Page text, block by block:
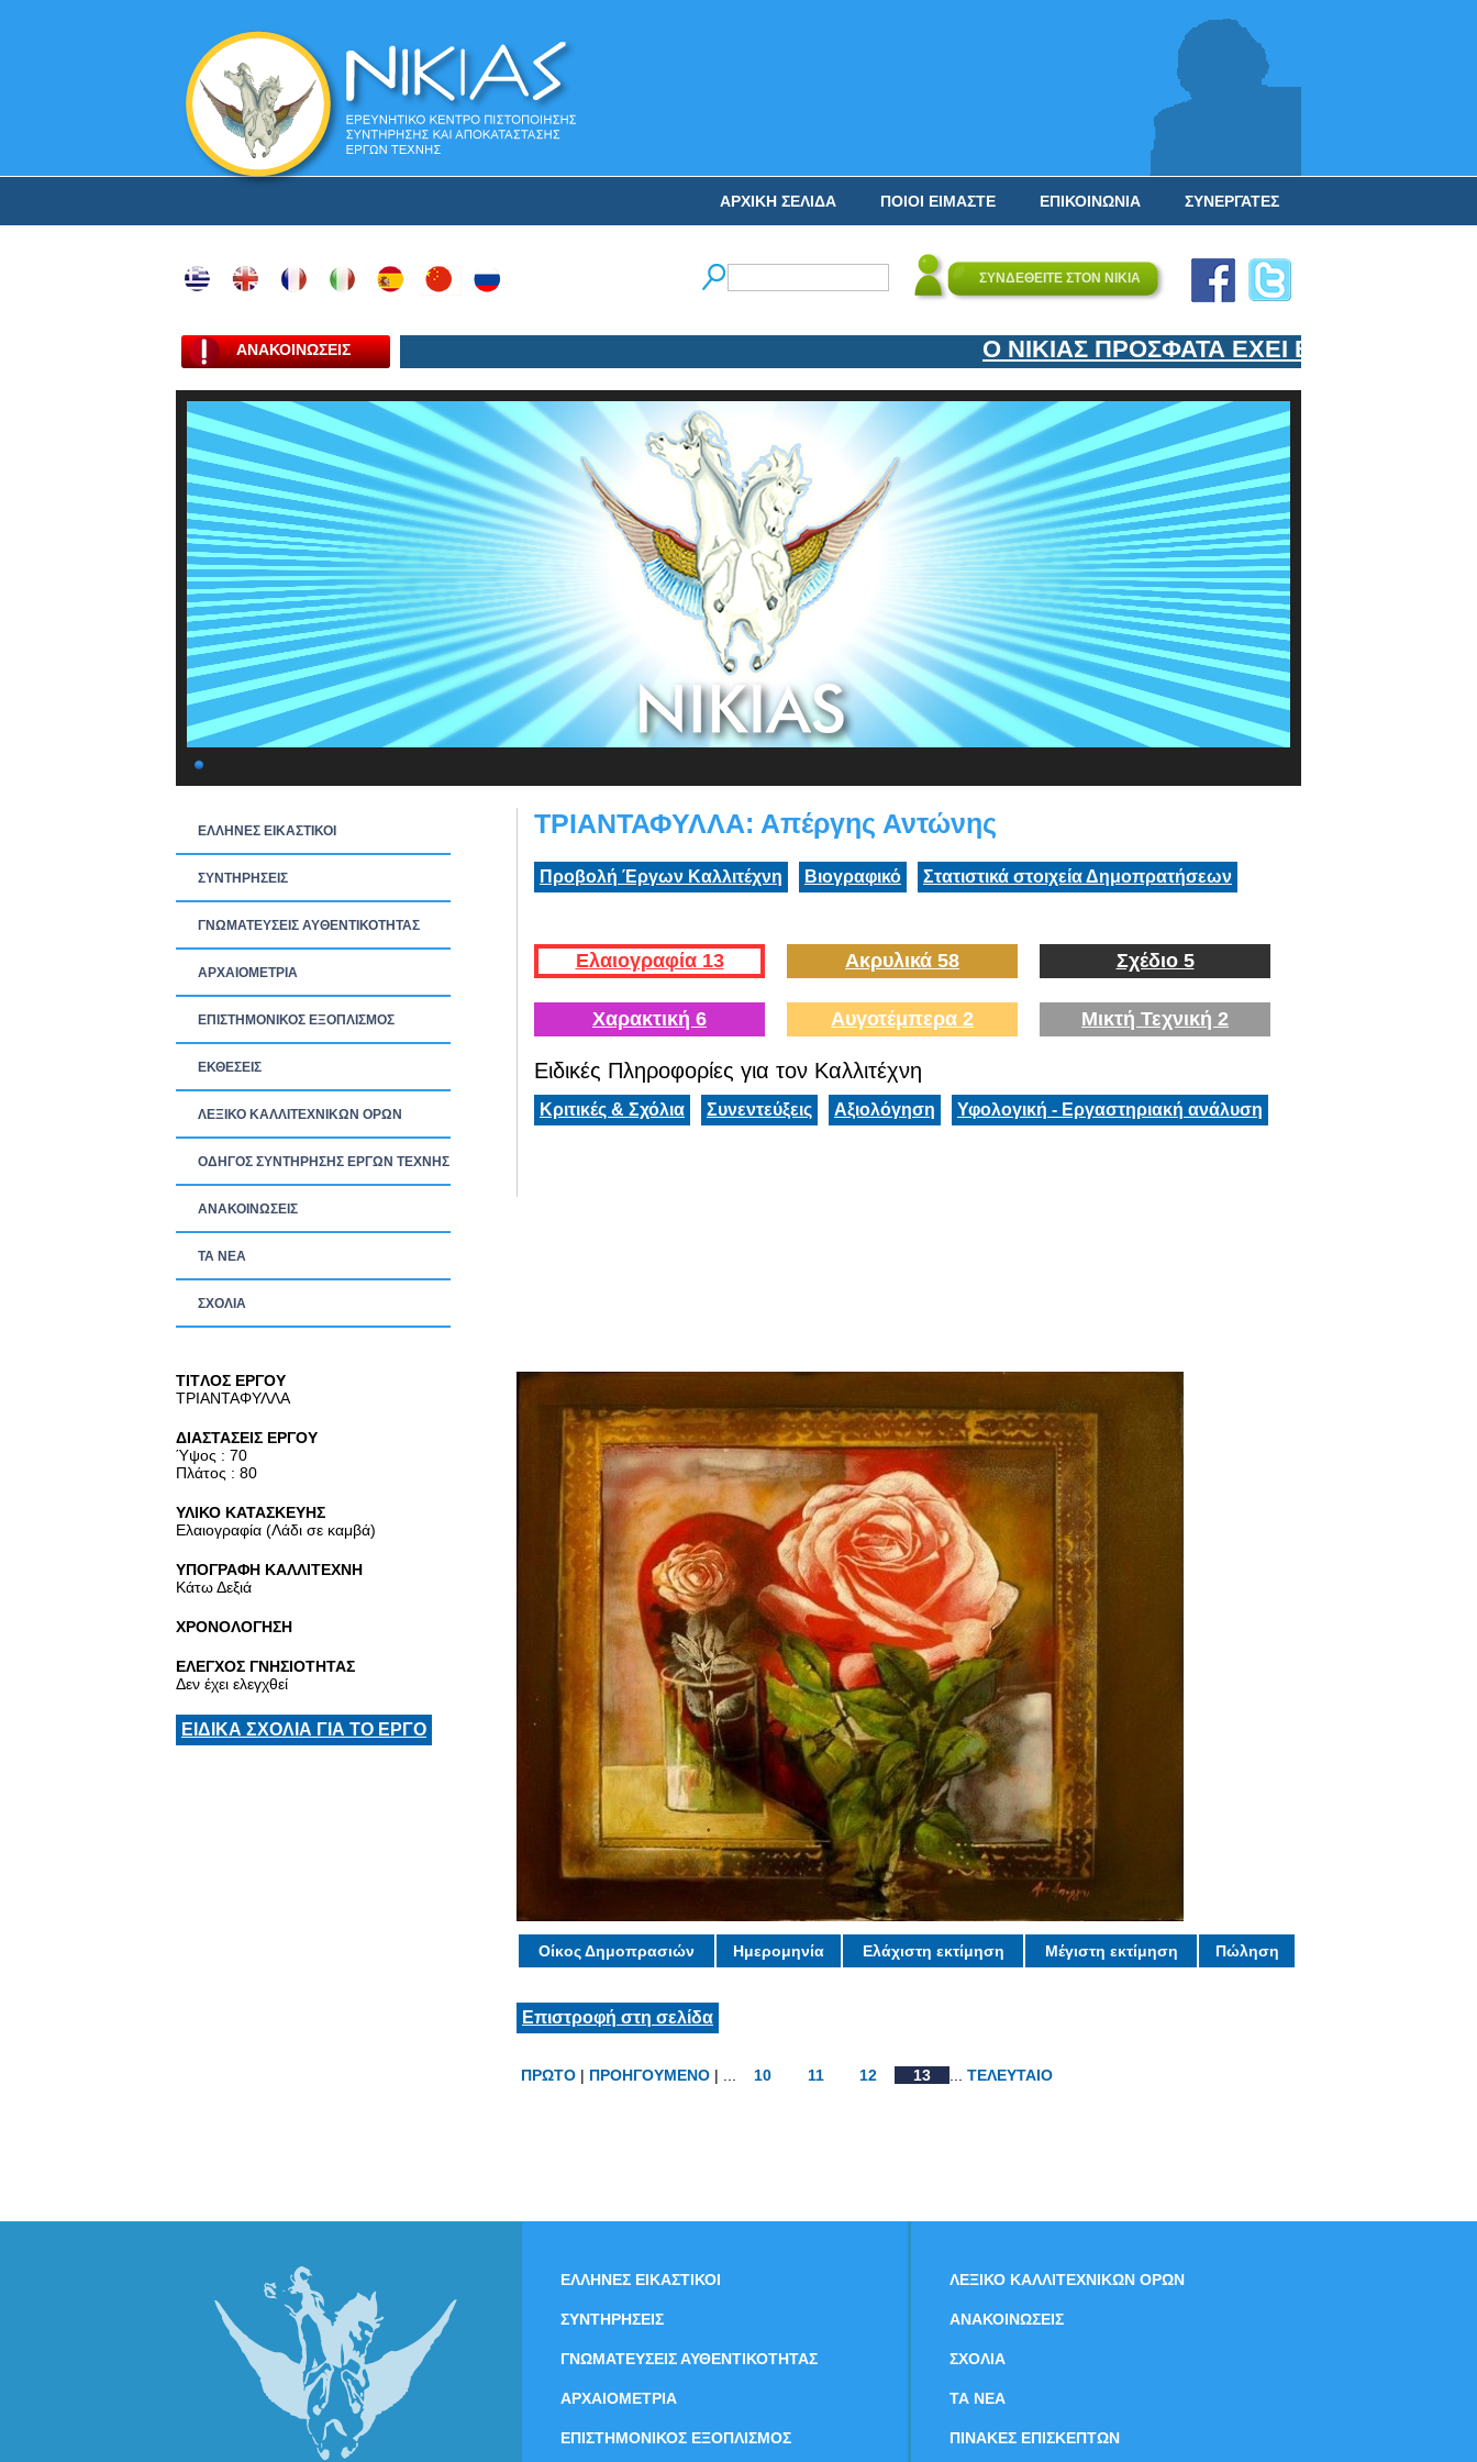
ΣΥΝΕΡΓΑΤΕΣ
ΕΠΙΚΟΙΝΩΝΙΑ
ΠΟΙΟΙ ΕΙΜΑΣΤΕ
ΑΡΧΙΚΗ ΣΕΛΙΔΑ
ΣΥΝΔΕΘΕΙΤΕ ΣΤΟΝ ΝΙΚΙΑ
ΑΝΑΚΟΙΝΩΣΕΙΣ Ο ΝΙΚΙΑΣ ΠΡΟΣΦΑΤΑ ΕΧΕΙ ΕΝΤΑΞΕΙ ΣΤΟΝ
ΕΛΛΗΝΕΣ ΕΙΚΑΣΤΙΚΟΙ
ΣΥΝΤΗΡΗΣΕΙΣ
ΓΝΩΜΑΤΕΥΣΕΙΣ ΑΥΘΕΝΤΙΚΟΤΗΤΑΣ
ΑΡΧΑΙΟΜΕΤΡΙΑ
ΕΠΙΣΤΗΜΟΝΙΚΟΣ ΕΞΟΠΛΙΣΜΟΣ
ΕΚΘΕΣΕΙΣ
ΛΕΞΙΚΟ ΚΑΛΛΙΤΕΧΝΙΚΩΝ ΟΡΩΝ
ΟΔΗΓΟΣ ΣΥΝΤΗΡΗΣΗΣ ΕΡΓΩΝ ΤΕΧΝΗΣ
ΑΝΑΚΟΙΝΩΣΕΙΣ
ΤΑ ΝEΑ
ΣΧΟΛΙΑ
ΤΡΙΑΝΤΑΦΥΛΛΑ: Απέργης Αντώνης
Προβολή Έργων Καλλιτέχνη Βιογραφικό Στατιστικά στοιχεία Δημοπρατήσεων
Ελαιογραφία 13 Ακρυλικά 58 Σχέδιο 5
Χαρακτική 6 Αυγοτέμπερα 2 Μικτή Τεχνική 2
Ειδικές Πληροφορίες για τον Καλλιτέχνη
Κριτικές & Σχόλια Συνεντεύξεις Αξιολόγηση Υφολογική - Εργαστηριακή ανάλυση
TITΛΟΣ ΕΡΓΟΥ
ΤΡΙΑΝΤΑΦΥΛΛΑ
ΔΙΑΣΤΑΣΕΙΣ ΕΡΓΟΥ
Ύψος : 70
Πλάτος : 80
ΥΛΙΚΟ ΚΑΤΑΣΚΕΥΗΣ
Ελαιογραφία (Λάδι σε καμβά)
ΥΠΟΓΡΑΦΗ ΚΑΛΛΙΤΕΧΝΗ
Κάτω Δεξιά
ΧΡΟΝΟΛΟΓΗΣΗ
ΕΛΕΓΧΟΣ ΓΝΗΣΙΟΤΗΤΑΣ
Δεν έχει ελεγχθεί
ΕΙΔΙΚΑ ΣΧΟΛΙΑ ΓΙΑ ΤΟ ΕΡΓΟ
Οίκος Δημοπρασιών Ημερομηνία Ελάχιστη εκτίμηση Μέγιστη εκτίμηση Πώληση
Επιστροφή στη σελίδα
ΠΡΩΤΟ | ΠΡΟΗΓΟΥΜΕΝΟ | ... 10 11 12 13 ΤΕΛΕΥΤΑΙΟ
ΕΛΛΗΝΕΣ ΕΙΚΑΣΤΙΚΟΙ
ΣΥΝΤΗΡΗΣΕΙΣ
ΓΝΩΜΑΤΕΥΣΕΙΣ ΑΥΘΕΝΤΙΚΟΤΗΤΑΣ
ΑΡΧΑΙΟΜΕΤΡΙΑ
ΕΠΙΣΤΗΜΟΝΙΚΟΣ ΕΞΟΠΛΙΣΜΟΣ
ΛΕΞΙΚΟ ΚΑΛΛΙΤΕΧΝΙΚΩΝ ΟΡΩΝ
ΑΝΑΚΟΙΝΩΣΕΙΣ
ΣΧΟΛΙΑ
ΤΑ ΝEΑ
ΠΙΝΑΚΕΣ ΕΠΙΣΚΕΠΤΩΝ